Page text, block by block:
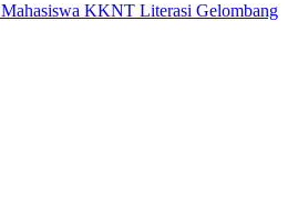
Mahasiswa KKNT Literasi Gelombang